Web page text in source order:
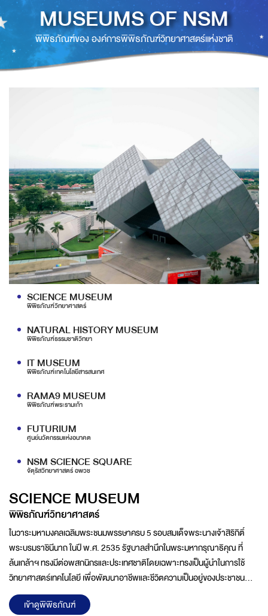
MUSEUMS OF NSM
พิพิธภัณฑ์ของ องค์การพิพิธภัณฑ์วิทยาศาสตร์แห่งชาติ
SCIENCE MUSEUM
พิพิธภัณฑ์วิทยาศาสตร์
ในวาระมหามงคลเฉลิมพระชนมพรรษาครบ 5 รอบสมเด็จพระนางเจ้าสิริกิติ์
พระบรมราชินีนาถ ในปี พ.ศ. 2535 รัฐบาลสำนึกในพระมหากรุณาธิคุณ ที่
ล้นเกล้าฯ ทรงมีต่อพสกนิกรและประเทศชาติโดยเฉพาะทรงเป็นผู้นำในการใช้
วิทยาศาสตร์เทคโนโลยี เพื่อพัฒนาอาชีพและชีวิตความเป็นอยู่ของประชาชน
ฟื้นฟูทรัพยากรธรรมชาติ และสิ่งแวดล้อมตลอดจนการอนุรักษ์ศิลปวัฒนธรรม
ของไทยในท้องถิ่นชนบทที่ห่างไกลมาอย่างต่อเนื่องด้วยความวิริยะอุตสาหะจน
เข้าดูพิพิธภัณฑ์
SCIENCE MUSEUM
พิพิธภัณฑ์วิทยาศาสตร์
NATURAL HISTORY MUSEUM
พิพิธภัณฑ์ธรรมชาติวิทยา
IT MUSEUM
พิพิธภัณฑ์เทคโนโลยีสารสนเทศ
RAMA9 MUSEUM
พิพิธภัณฑ์พระรามเก้า
FUTURIUM
ศูนย์นวัตกรรมแห่งอนาคต
NSM SCIENCE SQUARE
จัตุรัสวิทยาศาสตร์ อพวช